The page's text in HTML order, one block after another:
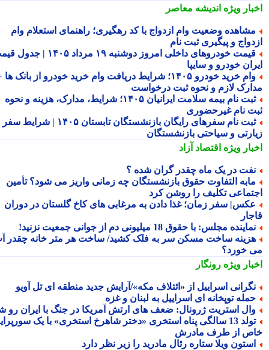
ویژهاندیشه معاصر
وضعیت وام ازدواج با کد رهگیری؛ راهنمای استعلام وام
و پیگیری ثبت نام
قیمت خودروهای داخلی امروز دوشنبه ۱۹ مرداد ۱۴۰۵ | جدول قیمت
خودرو و سایپا
وام خرید خودرو ۱۴۰۵؛ شرایط دریافت وام خرید خودرو از بانک ها +
لازم و نحوه ثبت درخواست
ثبت نام بیمه سلامت ایرانیان ۱۴۰۵؛ شرایط، مدارک، هزینه و نحوه
نام غیرحضوری
ثبت نام سفرهای رایگان بازنشستگان تابستان ۱۴۰۵ | شرایط سفر
و سیاحتی بازنشستگان
ویژهاقتصاد آزاد
در یک ماه چقدر گران شده ؟
التفاوت حقوق بازنشستگان چه زمانی واریز می شود؟ تأمین
تکلیف را روشن کرد
سفر زمان؛ غذا دادن به مرغابی های کاخ گلستان در دوران
مجلس: با حقوق 18 میلیونی دم از جوانی جمعیت نزنید!
ساخت مسکن سر به فلک کشید/ ساخت هر متر خانه چقدر آب
خورد؟
ویژهرونگار
اسراییل از «ائتلاف مکه»/آرایش جدید منطقه ای تل آویو
توپخانه ای اسراییل به لبنان و غزه
استریت ژرونال: ضعف های ارتش آمریکا در جنگ با ایران رو شد
تولد 13 سالگی پناه استخری «دختر شاهرخ استخری» با یک سورپرایز
از طرف مادرش
ویلا ستاره رئال مادرید را زیر نظر دارد